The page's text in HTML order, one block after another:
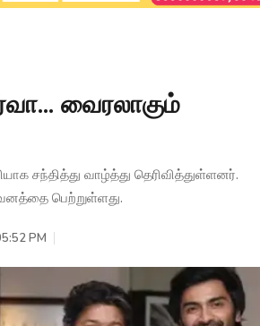
வைரலாகும்
சந்தித்து வாழ்த்து தெரிவித்துள்ளனர்.
பெற்றுள்ளது.
PM